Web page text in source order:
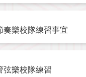
奏樂校隊練習事宜
弦樂校隊練習